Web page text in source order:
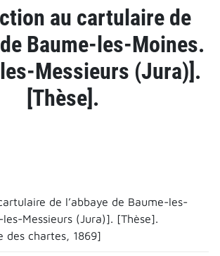
au cartulaire de
de Baume-les-Moines.
Messieurs (Jura)].
[Thèse].
de l’abbaye de Baume-les-
Messieurs (Jura)]. [Thèse].
des chartes, 1869]